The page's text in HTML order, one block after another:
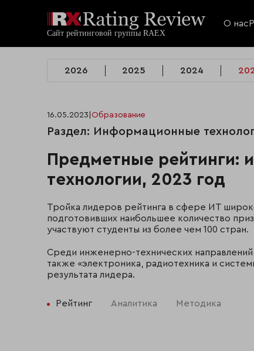
О нас
2026 2025 2024
16.05.2023 Образование
Раздел: Информационные
Предметные рейтинги:
технологии, 2023 год
Тройка лидеров рейтинга в сфере ИТ
подготовивших наибольшее количество
участвуют студенты из более чем 100 стран.
Среди инженерно-технических
также «электроника, радиотехника и
результата лидера.
Рейтинг Аналитика Методика